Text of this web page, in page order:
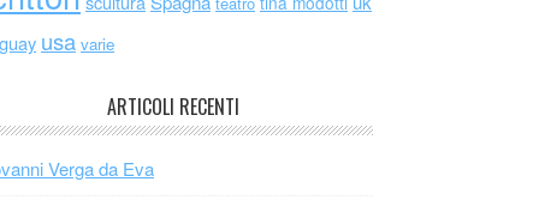
usa varie
ARTICOLI RECENTI
Verga da Eva